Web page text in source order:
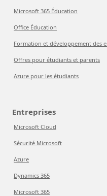
Microsoft 365 Éducation
Office Éducation
Formation et développement des
Offres pour étudiants et parents
Azure pour les étudiants
Entreprises
Microsoft Cloud
Sécurité Microsoft
Azure
Dynamics 365
Microsoft 365